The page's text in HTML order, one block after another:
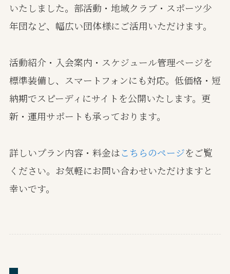
いたしました。部活動・地域クラブ・スポーツ少
年団など、幅広い団体様にご活用いただけます。
活動紹介・入会案内・スケジュール管理ページを
標準装備し、スマートフォンにも対応。低価格・短
納期でスピーディにサイトを公開いたします。更
新・運用サポートも承っております。
詳しいプラン内容・料金はこちらのページをご覧
ください。お気軽にお問い合わせいただけますと
幸いです。